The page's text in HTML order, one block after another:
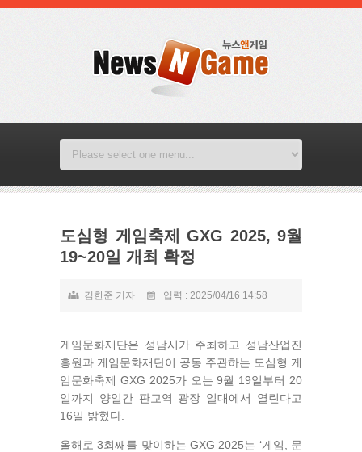
도심형 게임축제 GXG 2025, 9월
19~20일 개최 확정
김한준 기자 입력 : 2025/04/16 14:58
게임문화재단은 성남시가 주최하고 성남산업진
흥원과 게임문화재단이 공동 주관하는 도심형 게
임문화축제 GXG 2025가 오는 9월 19일부터 20
일까지 양일간 판교역 광장 일대에서 열린다고
16일 밝혔다.
올해로 3회째를 맞이하는 GXG 2025는 ‘게임, 문